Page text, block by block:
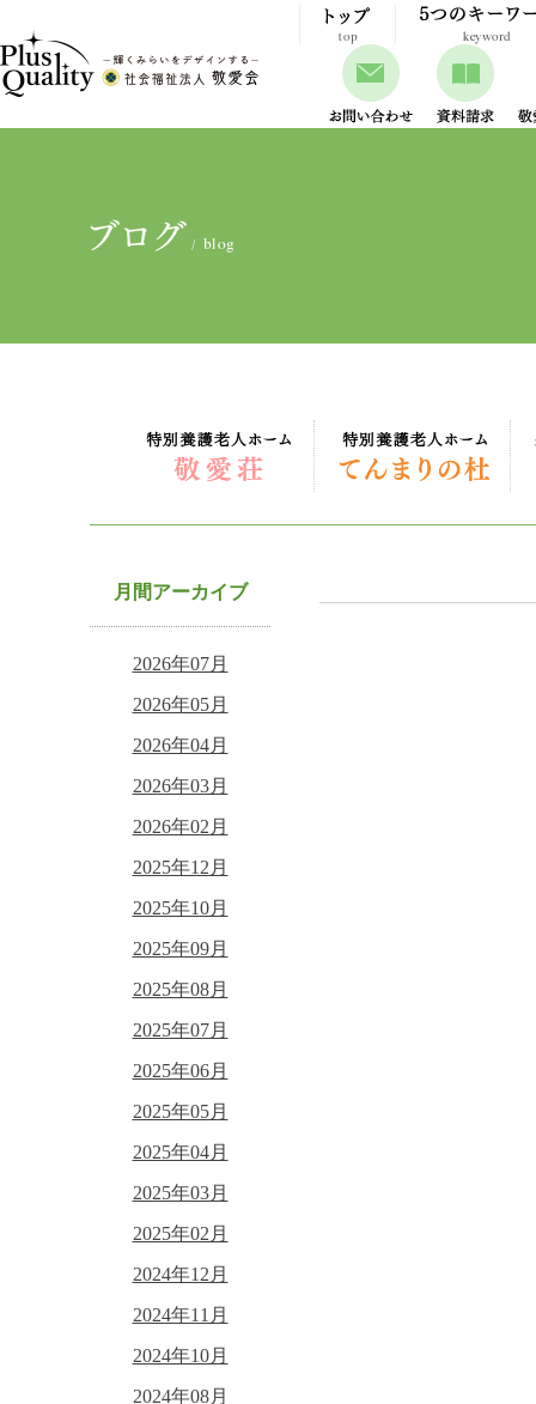
月間アーカイブ
2026年07月
2026年05月
2026年04月
2026年03月
2026年02月
2025年12月
2025年10月
2025年09月
2025年08月
2025年07月
2025年06月
2025年05月
2025年04月
2025年03月
2025年02月
2024年12月
2024年11月
2024年10月
2024年08月